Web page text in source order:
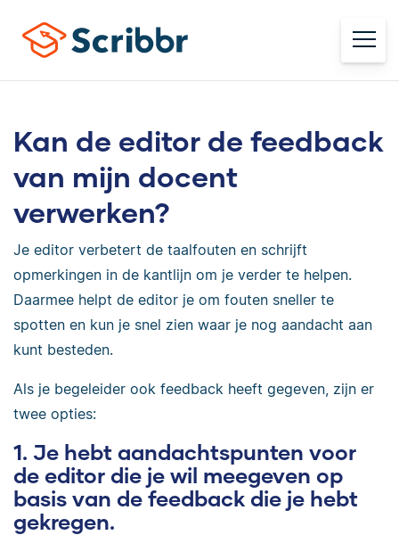
Kan de editor de feedback
van mijn docent
verwerken?
Je editor verbetert de taalfouten en schrijft
opmerkingen in de kantlijn om je verder te helpen.
Daarmee helpt de editor je om fouten sneller te
spotten en kun je snel zien waar je nog aandacht aan
kunt besteden.
Als je begeleider ook feedback heeft gegeven, zijn er
twee opties:
1. Je hebt aandachtspunten voor
de editor die je wil meegeven op
basis van de feedback die je hebt
gekregen.